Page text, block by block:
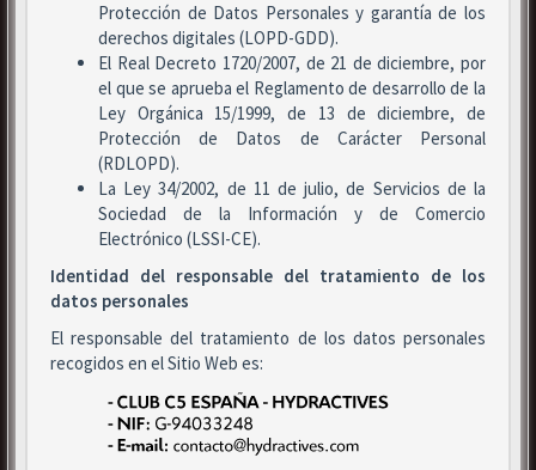
Protección de Datos Personales y garantía de los
derechos digitales (LOPD-GDD).
El Real Decreto 1720/2007, de 21 de diciembre, por
el que se aprueba el Reglamento de desarrollo de la
Ley Orgánica 15/1999, de 13 de diciembre, de
Protección de Datos de Carácter Personal
(RDLOPD).
La Ley 34/2002, de 11 de julio, de Servicios de la
Sociedad de la Información y de Comercio
Electrónico (LSSI-CE).
Identidad del responsable del tratamiento de los
datos personales
El responsable del tratamiento de los datos personales
recogidos en el Sitio Web es: